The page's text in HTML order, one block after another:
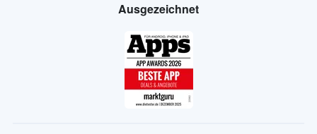
Ausgezeichnet